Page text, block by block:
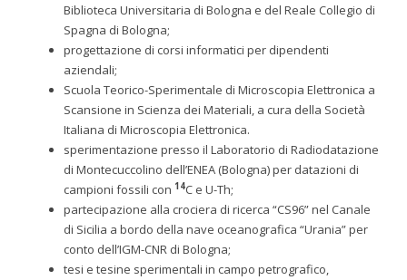
Biblioteca Universitaria di Bologna e del Reale Collegio di
Spagna di Bologna;
progettazione di corsi informatici per dipendenti
aziendali;
Scuola Teorico-Sperimentale di Microscopia Elettronica a
Scansione in Scienza dei Materiali, a cura della Società
Italiana di Microscopia Elettronica.
sperimentazione presso il Laboratorio di Radiodatazione
di Montecuccolino dell’ENEA (Bologna) per datazioni di
campioni fossili con 14C e U-Th;
partecipazione alla crociera di ricerca “CS96” nel Canale
di Sicilia a bordo della nave oceanografica “Urania” per
conto dell’IGM-CNR di Bologna;
tesi e tesine sperimentali in campo petrografico,